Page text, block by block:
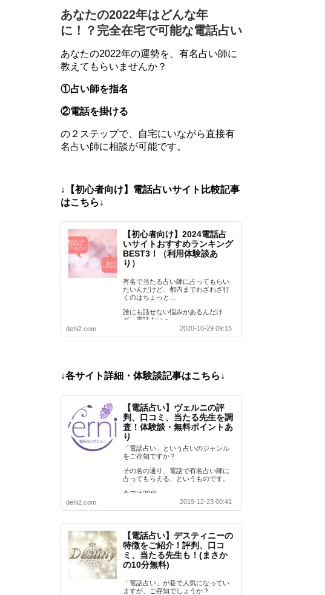
あなたの2022年はどんな年
に！？完全在宅で可能な電話占い
あなたの2022年の運勢を、有名占い師に
教えてもらいませんか？
①占い師を指名
②電話を掛ける
の２ステップで、自宅にいながら直接有
名占い師に相談が可能です。
↓【初心者向け】電話占いサイト比較記事
はこちら↓
【初心者向け】2024電話占
いサイトおすすめランキング
BEST3！（利用体験談あ
り）
有名で当たる占い師に占ってもらい
たいんだけど、都内までわざわざ行
くのはちょっと…
誰にも話せない悩みがあるんだけ
ど、電話占いっ…
dehi2.com
2020-10-29 09:15
↓各サイト詳細・体験談記事はこちら↓
【電話占い】ヴェルニの評
判、口コミ、当たる先生を調
査！体験談・無料ポイントあ
り
「電話占い」という占いのジャンル
をご存知ですか？
その名の通り、電話で有名占い師に
占ってもらえる、というものです。
今では20代…
dehi2.com
2019-12-23 00:41
【電話占い】デスティニーの
特徴をご紹介！評判、口コ
ミ、当たる先生も！(まさか
の10分無料)
「電話占い」が巷で人気になってい
ますが、ご存知でしょうか？